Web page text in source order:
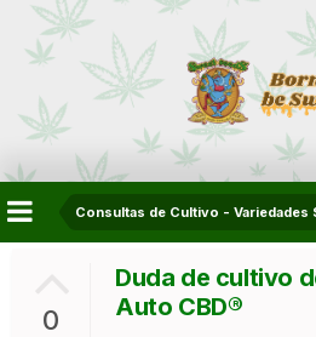
Consultas de Cultivo - Variedades
0
Duda de cultivo
Auto CBD®